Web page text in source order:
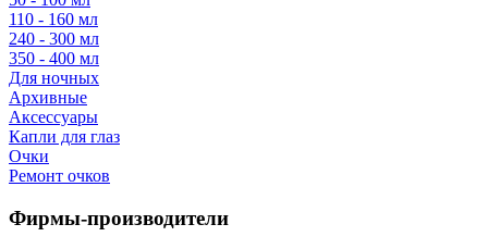
110 - 160 мл
240 - 300 мл
350 - 400 мл
Для ночных
Архивные
Аксессуары
Капли для глаз
Очки
Ремонт очков
Фирмы-производители